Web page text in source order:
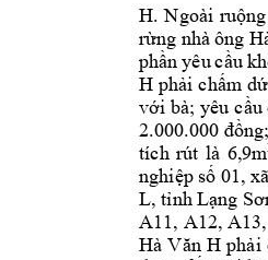
H. Ngoài ruộng
rừng nhà ông
phần yêu cầu kh
H phải chấm dứ
với bà; yêu cầu
2.000.000 đồng;
tích rút là 6,9m
nghiệp số 01,
L, tỉnh Lạng
A11, A12, A13,
Hà Văn H phải